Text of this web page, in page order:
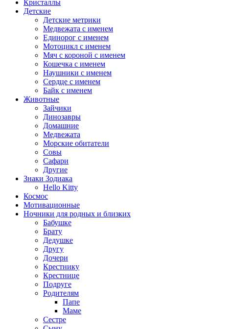
Кристаллы
Детские
Детские метрики
Медвежата с именем
Единорог с именем
Мотоцикл с именем
Мяч с короной с именем
Кошечка с именем
Наушники с именем
Сердце с именем
Байк с именем
Животные
Зайчики
Динозавры
Домашние
Медвежата
Морские обитатели
Совы
Сафари
Другие
Знаки Зодиака
Hello Kitty
Космос
Мотивационные
Ночники для родных и близких
Бабушке
Брату
Дедушке
Другу
Дочери
Крестнику
Крестнице
Подруге
Родителям
Папе
Маме
Сестре